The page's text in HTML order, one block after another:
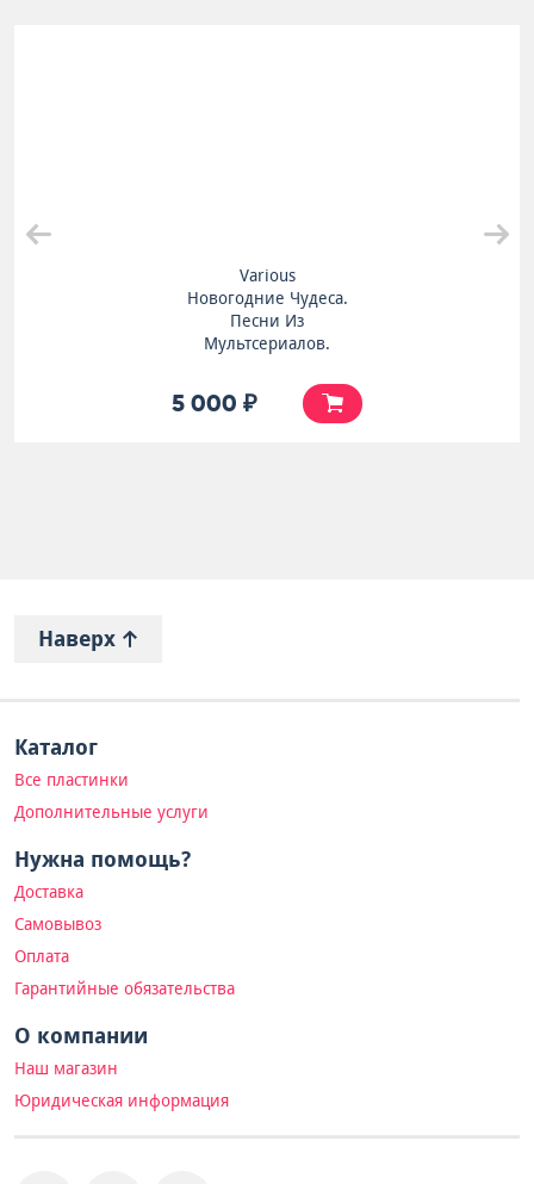
Various
Новогодние Чудеса.
Песни Из
Мультсериалов.
5 000 ₽
Наверх
Каталог
Все пластинки
Дополнительные услуги
Нужна помощь?
Доставка
Самовывоз
Оплата
Гарантийные обязательства
О компании
Наш магазин
Юридическая информация